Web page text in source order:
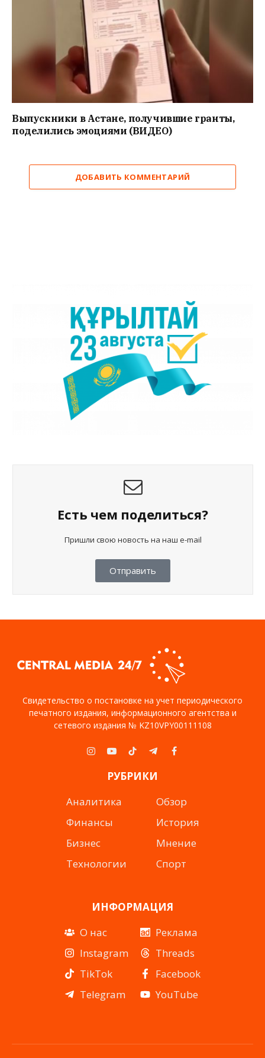
Выпускники в Астане, получившие гранты,
поделились эмоциями (ВИДЕО)
ДОБАВИТЬ КОММЕНТАРИЙ
Есть чем поделиться?
Пришли свою новость на наш e-mail
Отправить
Свидетельство о постановке на учет периодического
печатного издания, информационного агентства и
сетевого издания № KZ10VPY00111108
Instagram
YouTubeTikTokTelegramFacebook
РУБРИКИ
Аналитика
Финансы
Бизнес
Технологии
Обзор
История
Мнение
Спорт
ИНФОРМАЦИЯ
О нас
Instagram
TikTok
Telegram
Реклама
Threads
Facebook
YouTube